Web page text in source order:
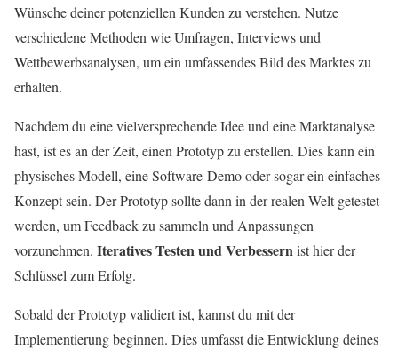
Wünsche deiner potenziellen Kunden zu verstehen. Nutze
verschiedene Methoden wie Umfragen, Interviews und
Wettbewerbsanalysen, um ein umfassendes Bild des Marktes zu
erhalten.
Nachdem du eine vielversprechende Idee und eine Marktanalyse
hast, ist es an der Zeit, einen Prototyp zu erstellen. Dies kann ein
physisches Modell, eine Software-Demo oder sogar ein einfaches
Konzept sein. Der Prototyp sollte dann in der realen Welt getestet
werden, um Feedback zu sammeln und Anpassungen
vorzunehmen. Iteratives Testen und Verbessernist hier der
Schlüssel zum Erfolg.
Sobald der Prototyp validiert ist, kannst du mit der
Implementierung beginnen. Dies umfasst die Entwicklung deines